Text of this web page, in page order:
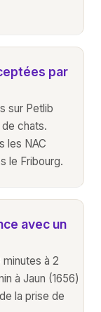
par
sur Petlib
chats.
les NAC
le Fribourg.
avec un
à 2
à Jaun (1656)
la prise de